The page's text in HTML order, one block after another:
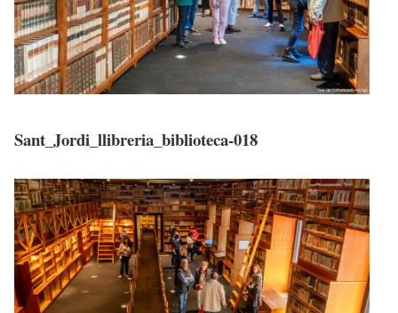
Sant_Jordi_llibreria_biblioteca-018